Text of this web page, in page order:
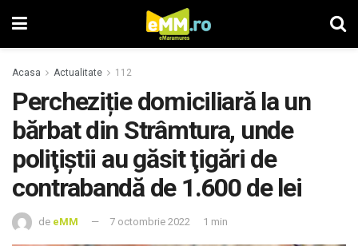
Acasa Actualitate 112
Percheziție domiciliară la un
bărbat din Strâmtura, unde
poliţiştii au găsit ţigări de
contrabandă de 1.600 de lei
de eMM 7 octombrie 2022 1 min